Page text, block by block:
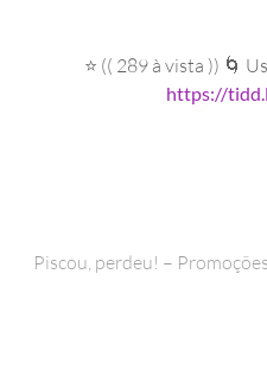
⭐ (( 289 à vista )) 🌀
https://
Piscou, perdeu! –